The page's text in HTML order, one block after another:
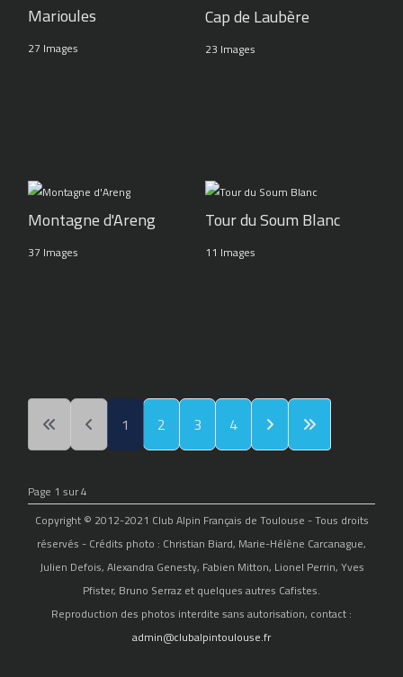
Marioules
27 Images
Cap de Laubère
23 Images
Montagne d'Areng
37 Images
Tour du Soum Blanc
11 Images
1 2 3 4
Page 1 sur 4
Copyright © 2012-2021 Club Alpin Français de Toulouse - Tous droits
réservés - Crédits photo : Christian Biard, Marie-Hélène Carcanague,
Julien Defois, Alexandra Genesty, Fabien Mitton, Lionel Perrin, Yves
Pfister, Bruno Serraz et quelques autres Cafistes.
Reproduction des photos interdite sans autorisation, contact :
admin@clubalpintoulouse.fr